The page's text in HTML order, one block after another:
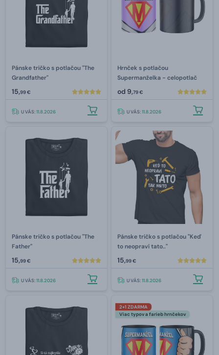
Pánske tričko s potlačou "The
Grandfather"
15,99 €
U VÁS:11.8.2026
Hrnček s potlačou
Supermanželka - celopotlač
od 9,79 €
U VÁS:11.8.2026
Pánske tričko s potlačou "The
Father"
15,99 €
U VÁS:11.8.2026
Pánske tričko s potlačou "Keď
to neopraví tato.."
15,99 €
U VÁS:11.8.2026
2+1 ZDARMA
Viac typov a farieb hrnčekov